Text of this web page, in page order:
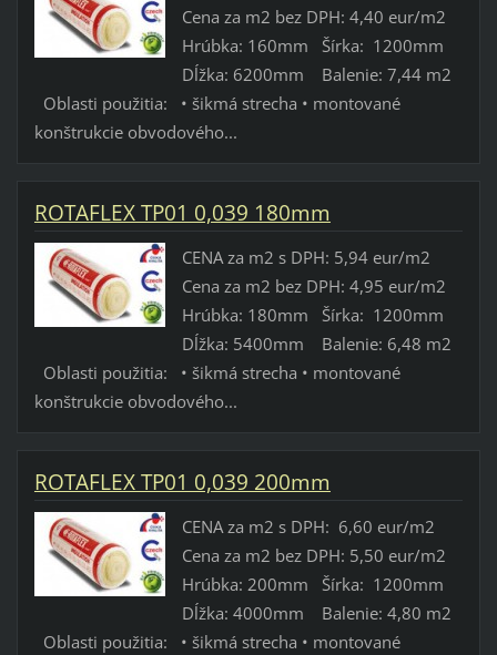
Cena za m2 bez DPH: 4,40 eur/m2
Hrúbka: 160mm Šírka: 1200mm
Dĺžka: 6200mm Balenie: 7,44 m2
Oblasti použitia: • šikmá strecha • montované
konštrukcie obvodového...
ROTAFLEX TP01 0,039 180mm
CENA za m2 s DPH: 5,94 eur/m2
Cena za m2 bez DPH: 4,95 eur/m2
Hrúbka: 180mm Šírka: 1200mm
Dĺžka: 5400mm Balenie: 6,48 m2
Oblasti použitia: • šikmá strecha • montované
konštrukcie obvodového...
ROTAFLEX TP01 0,039 200mm
CENA za m2 s DPH: 6,60 eur/m2
Cena za m2 bez DPH: 5,50 eur/m2
Hrúbka: 200mm Šírka: 1200mm
Dĺžka: 4000mm Balenie: 4,80 m2
Oblasti použitia: • šikmá strecha • montované